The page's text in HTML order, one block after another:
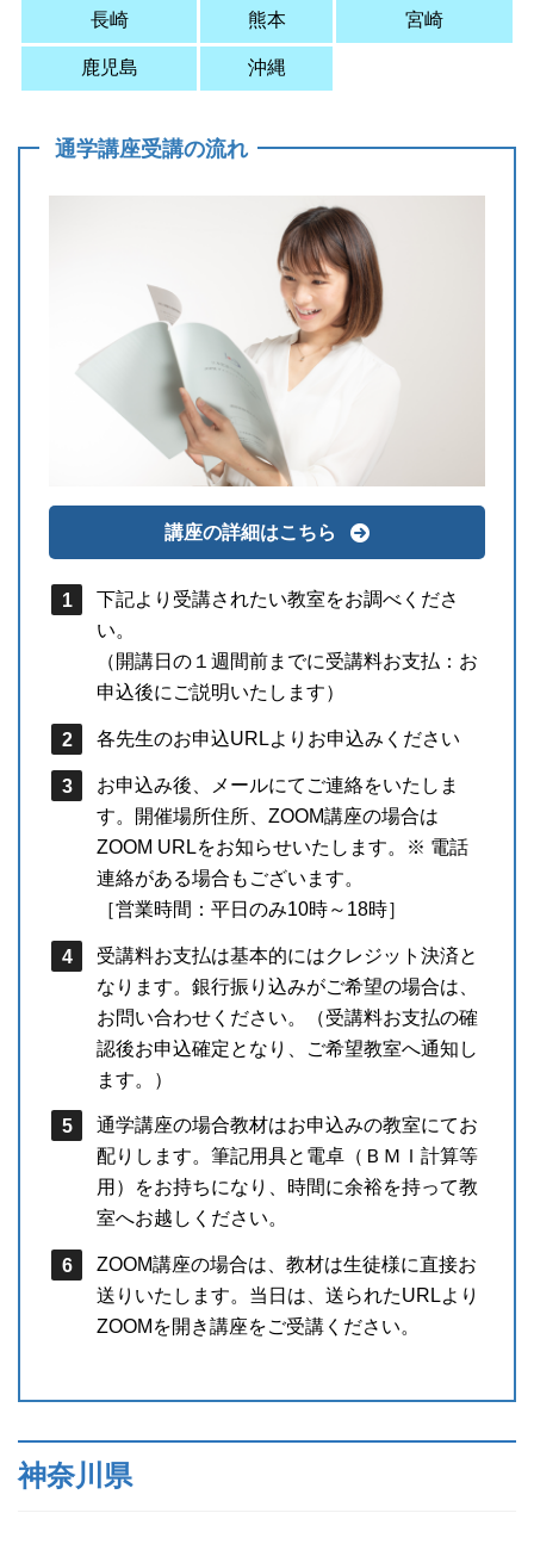
長崎 熊本 宮崎
鹿児島 沖縄
通学講座受講の流れ
講座の詳細はこちら
下記より受講されたい教室をお調べくださ
い。
（開講日の１週間前までに受講料お支払：お
申込後にご説明いたします）
各先生のお申込URLよりお申込みください
お申込み後、メールにてご連絡をいたしま
す。開催場所住所、ZOOM講座の場合は
ZOOM URLをお知らせいたします。※ 電話
連絡がある場合もございます。
［営業時間：平日のみ10時～18時］
受講料お支払は基本的にはクレジット決済と
なります。銀行振り込みがご希望の場合は、
お問い合わせください。（受講料お支払の確
認後お申込確定となり、ご希望教室へ通知し
ます。）
通学講座の場合教材はお申込みの教室にてお
配りします。筆記用具と電卓（ＢＭＩ計算等
用）をお持ちになり、時間に余裕を持って教
室へお越しください。
ZOOM講座の場合は、教材は生徒様に直接お
送りいたします。当日は、送られたURLより
ZOOMを開き講座をご受講ください。
神奈川県